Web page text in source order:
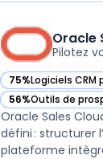
Oracle
Pilotez
75%Logiciels
— voir Oracle
56%Outils de
— voir Oracle
Oracle Sales
défini : structurer
plateforme